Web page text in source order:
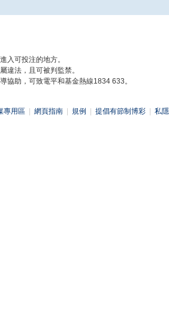
入可投注的地方。
違法，且可被判監禁。
協助，可致電平和基金熱線1834 633。
專用區 網頁指南 規例 提倡有節制博彩 私